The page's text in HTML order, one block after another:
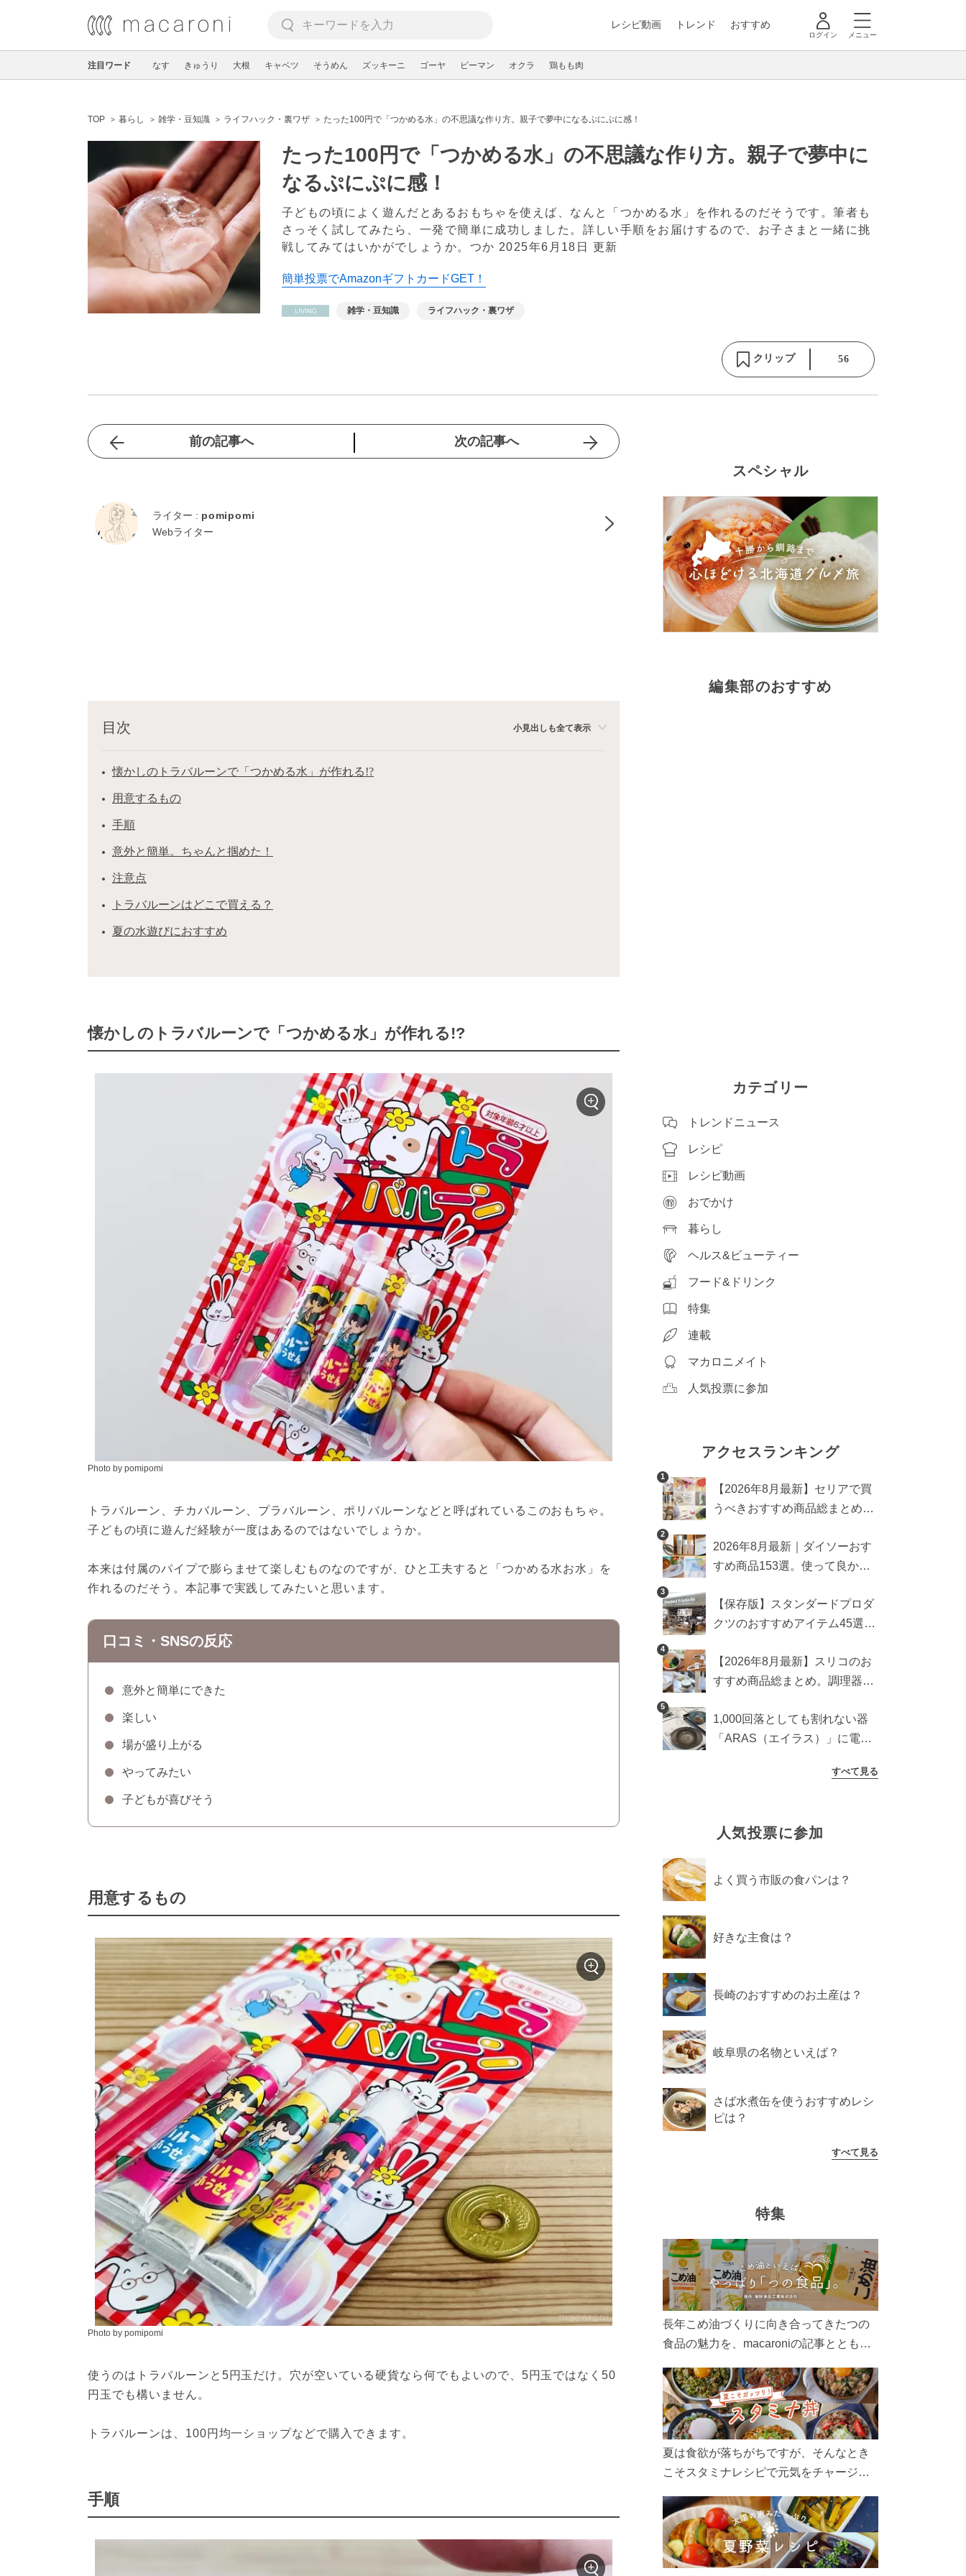
レシピ動画 トレンド おすすめ
ログイン メニュー
注目ワード なす きゅうり 大根 キャベツ そうめん ズッキーニ ゴーヤ ピーマン オクラ 鶏もも肉
TOP 暮らし 雑学・豆知識 ライフハック・裏ワザ たった100円で「つかめる水」の不思議な作り方。親子で夢中になるぷにぷに感！
たった100円で「つかめる水」の不思議な作り方。親子で夢中に
なるぷにぷに感！
子どもの頃によく遊んだとあるおもちゃを使えば、なんと「つかめる水」を作れるのだそうです。筆者も
さっそく試してみたら、一発で簡単に成功しました。詳しい手順をお届けするので、お子さまと一緒に挑
戦してみてはいかがでしょうか。つか 2025年6月18日 更新
簡単投票でAmazonギフトカードGET！
雑学・豆知識 ライフハック・裏ワザ
クリップ 56
前の記事へ 次の記事へ
ライター : pomipomi
Webライター
目次 小見出しも全て表示
懐かしのトラバルーンで「つかめる水」が作れる!?
用意するもの
手順
意外と簡単。ちゃんと掴めた！
注意点
トラバルーンはどこで買える？
夏の水遊びにおすすめ
懐かしのトラバルーンで「つかめる水」が作れる!?
Photo by pomipomi
トラバルーン、チカバルーン、プラバルーン、ポリバルーンなどと呼ばれているこのおもちゃ。
子どもの頃に遊んだ経験が一度はあるのではないでしょうか。
本来は付属のパイプで膨らませて楽しむものなのですが、ひと工夫すると「つかめる水お水」を
作れるのだそう。本記事で実践してみたいと思います。
口コミ・SNSの反応
意外と簡単にできた
楽しい
場が盛り上がる
やってみたい
子どもが喜びそう
用意するもの
Photo by pomipomi
使うのはトラバルーンと5円玉だけ。穴が空いている硬貨なら何でもよいので、5円玉ではなく50
円玉でも構いません。
トラバルーンは、100円均一ショップなどで購入できます。
手順
スペシャル
編集部のおすすめ
カテゴリー
トレンドニュース
レシピ
レシピ動画
おでかけ
暮らし
ヘルス&ビューティー
フード&ドリンク
特集
連載
マカロニメイト
人気投票に参加
アクセスランキング
1
【2026年8月最新】セリアで買
うべきおすすめ商品総まとめ。
2
2026年8月最新｜ダイソーおす
すめ商品153選。使って良かっ
3
【保存版】スタンダードプロダ
クツのおすすめアイテム45選。
4
【2026年8月最新】スリコのお
すすめ商品総まとめ。調理器具
5
1,000回落としても割れない器
「ARAS（エイラス）」に電子
すべて見る
人気投票に参加
よく買う市販の食パンは？
好きな主食は？
長崎のおすすめのお土産は？
岐阜県の名物といえば？
さば水煮缶を使うおすすめレシ
ピは？
すべて見る
特集
長年こめ油づくりに向き合ってきたつの
食品の魅力を、macaroniの記事とともに
ん、製造現場や品質へのこだわりまで。
こめ油をもっと好きになるコンテンツを
ぜひお楽しみください。
夏は食欲が落ちがちですが、そんなとき
こそスタミナレシピで元気をチャージ！
リ食べて、夏バテを吹き飛ばしましょ
う！